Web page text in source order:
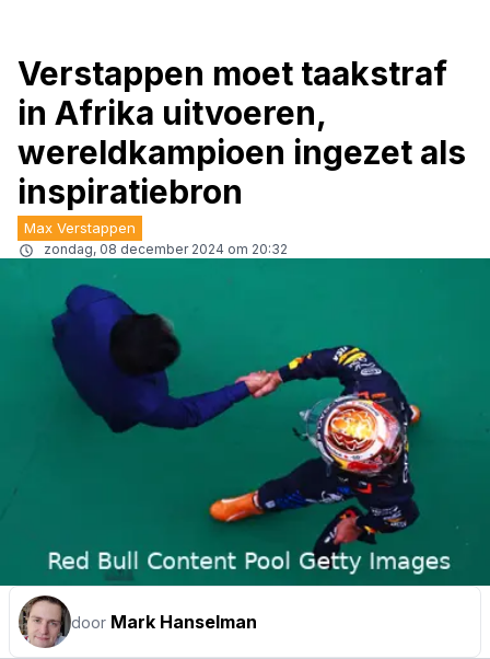
Verstappen moet taakstraf
in Afrika uitvoeren,
wereldkampioen ingezet als
inspiratiebron
Max Verstappen
zondag, 08 december 2024 om 20:32
door Mark Hanselman